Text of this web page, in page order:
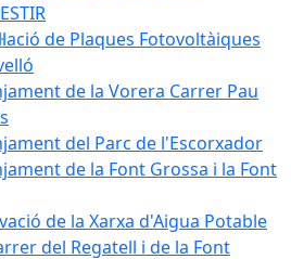
de Plaques Fotovoltàiques
de la Vorera Carrer Pau
del Parc de l'Escorxador
de la Font Grossa i la Font
de la Xarxa d'Aigua Potable
del Regatell i de la Font